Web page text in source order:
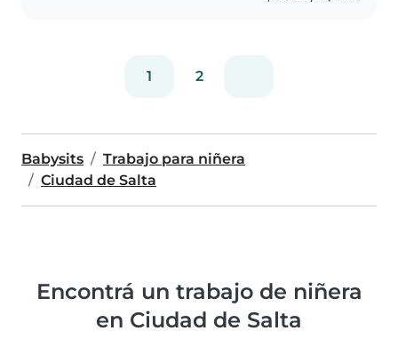
1 2
Babysits
Trabajo para niñera
Ciudad de Salta
Encontrá un trabajo de niñera
en Ciudad de Salta